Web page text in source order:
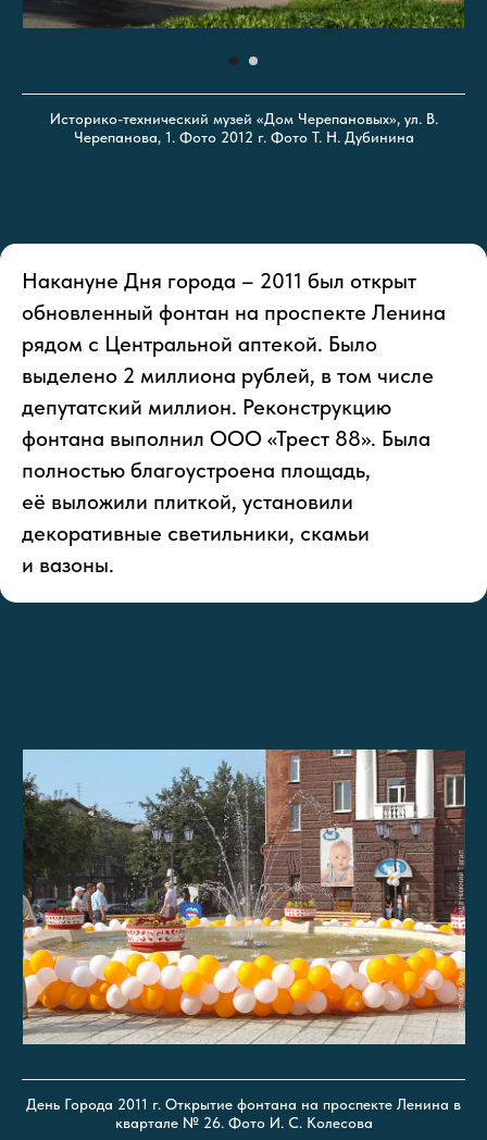
Историко-технический музей «Дом Черепановых», ул. В.
Черепанова, 1. Фото 2012 г. Фото Т. Н. Дубинина
Накануне Дня города – 2011 был открыт
обновленный фонтан на проспекте Ленина
рядом с Центральной аптекой. Было
выделено 2 миллиона рублей, в том числе
депутатский миллион. Реконструкцию
фонтана выполнил ООО «Трест 88». Была
полностью благоустроена площадь,
её выложили плиткой, установили
декоративные светильники, скамьи
и вазоны.
День Города 2011 г. Открытие фонтана на проспекте Ленина в
квартале № 26. Фото И. С. Колесова